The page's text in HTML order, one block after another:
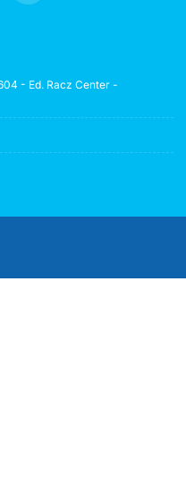
- Ed. Racz Center -